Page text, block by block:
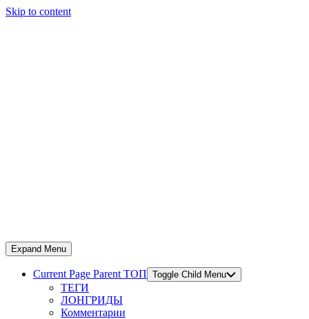
Skip to content
Expand Menu
Current Page Parent ТОП Toggle Child Menu
ТЕГИ
ЛОНГРИДЫ
Комментарии